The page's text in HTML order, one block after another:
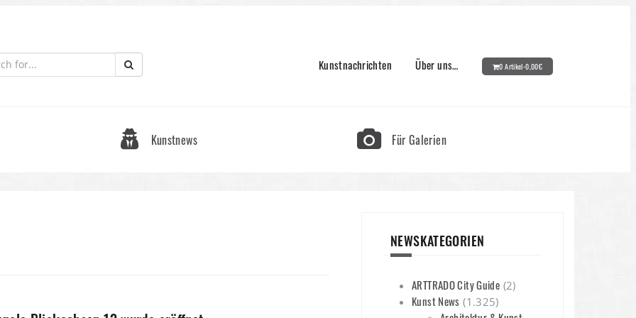
Kunstnachrichten Über uns… 0 Artikel-0,00€
Kunstnews Für Galerien
NEWSKATEGORIEN
ARTTRADO City Guide (2)
Kunst News (1.325)